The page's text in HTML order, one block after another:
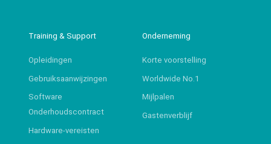
Training & Support
Opleidingen
Gebruiksaanwijzingen
Software
Onderhoudscontract
Hardware-vereisten
Onderneming
Korte voorstelling
Worldwide No.1
Mijlpalen
Gastenverblijf